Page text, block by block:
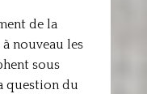
de la
nouveau les
sous
question du